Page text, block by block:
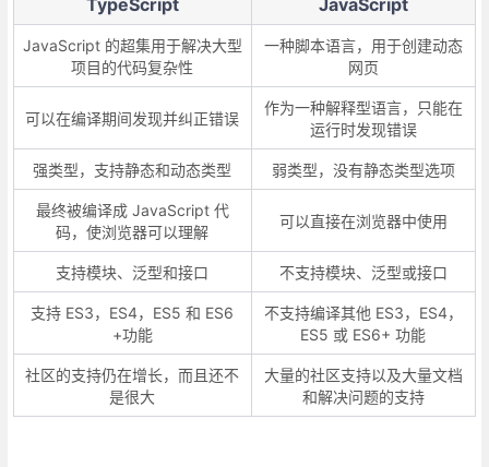
JavaScript 的超集用于解决大型
项目的代码复杂性
一种脚本语言，用于创建动态
网页
可以在编译期间发现并纠正错误
作为一种解释型语言，只能在
运行时发现错误
强类型，支持静态和动态类型 弱类型，没有静态类型选项
最终被编译成 JavaScript 代
码，使浏览器可以理解
可以直接在浏览器中使用
支持模块、泛型和接口 不支持模块、泛型或接口
支持 ES3，ES4，ES5 和 ES6
+功能
不支持编译其他 ES3，ES4，
ES5 或 ES6+ 功能
社区的支持仍在增长，而且还不
是很大
大量的社区支持以及大量文档
和解决问题的支持